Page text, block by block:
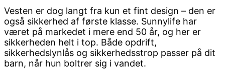
Vesten er dog langt fra kun et fint design – den er
også sikkerhed af første klasse. Sunnylife har
været på markedet i mere end 50 år, og her er
sikkerheden helt i top. Både opdrift,
sikkerhedslynlås og sikkerhedsstrop passer på dit
barn, når hun boltrer sig i vandet.